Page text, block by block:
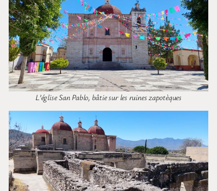
L’église San Pablo, bâtie sur les ruines zapotèques